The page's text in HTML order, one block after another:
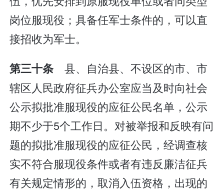
岗位服现役；具备任军士条件的，可以直
接招收为军士。
第三十条 县、自治县、不设区的市、市
辖区人民政府征兵办公室应当及时向社会
公示拟批准服现役的应征公民名单，公示
期不少于5个工作日。对被举报和反映有问
题的拟批准服现役的应征公民，经调查核
实不符合服现役条件或者有违反廉洁征兵
有关规定情形的，取消入伍资格，出现的